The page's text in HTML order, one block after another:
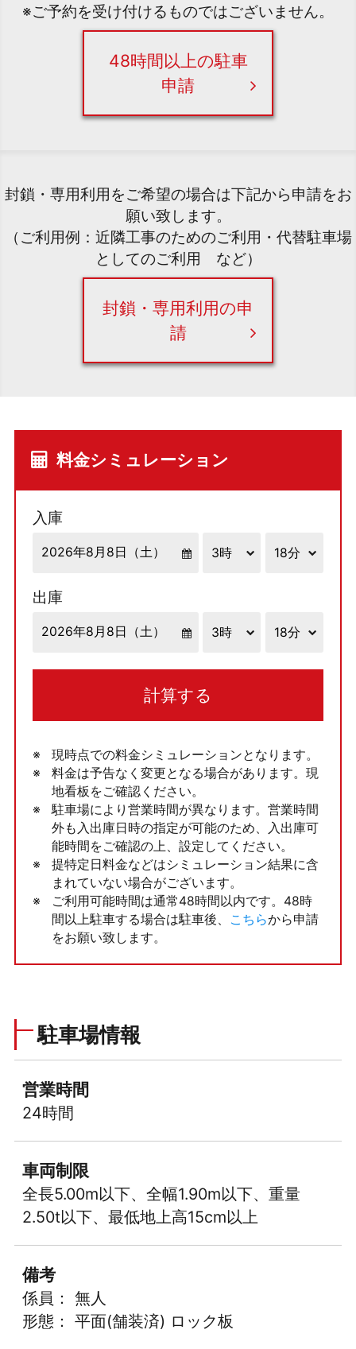
※ご予約を受け付けるものではございません。
48時間以上の駐車
申請
封鎖・専用利用をご希望の場合は下記から申請をお
願い致します。
（ご利用例：近隣工事のためのご利用・代替駐車場
としてのご利用 など）
封鎖・専用利用の申
請
料金シミュレーション
入庫
出庫
計算する
現時点での料金シミュレーションとなります。
料金は予告なく変更となる場合があります。現
地看板をご確認ください。
駐車場により営業時間が異なります。営業時間
外も入出庫日時の指定が可能のため、入出庫可
能時間をご確認の上、設定してください。
提特定日料金などはシミュレーション結果に含
まれていない場合がございます。
ご利用可能時間は通常48時間以内です。48時
間以上駐車する場合は駐車後、
こちらから申請
をお願い致します。
駐車場情報
営業時間
24時間
車両制限
全長5.00m以下、全幅1.90m以下、重量
2.50t以下、最低地上高15cm以上
備考
係員： 無人
形態： 平面(舗装済) ロック板